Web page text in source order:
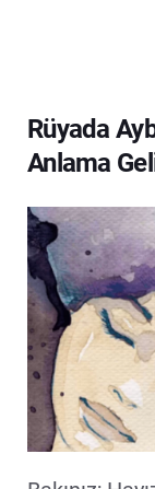
Rüyada
Anlama